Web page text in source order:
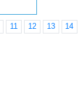
11 12 13 14